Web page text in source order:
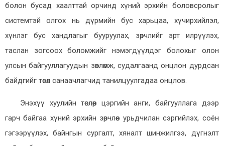
болон бусад хаалттай орчинд хүний эрхийн боловсролыг
системтэй олгох нь дүрмийн бус харьцаа, хүчирхийлэл,
хүнлэг бус хандлагыг бууруулах, зөрчлийг эрт илрүүлэх,
таслан зогсоох боломжийг нэмэгдүүлдэг болохыг олон
улсын байгууллагуудын зөвлөмж, судалгаанд онцлон дурдсан
байдгийг төсөл санаачлагчид танилцуулгадаа онцлов.
Энэхүү хуулийн төслөөр цэргийн анги, байгууллага дээр
гарч байгаа хүний эрхийн зөрчлөөс урьдчилан сэргийлэх, соён
гэгээрүүлэх, байнгын сургалт, хяналт шинжилгээ, дүгнэлт